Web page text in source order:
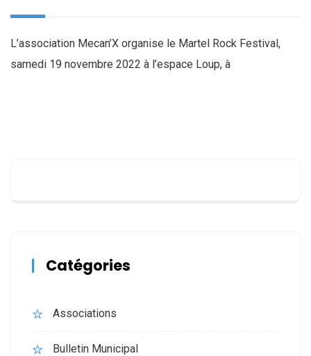
L’association Mecan’X organise le Martel Rock Festival,
samedi 19 novembre 2022 à l’espace Loup, à
Catégories
Associations
Bulletin Municipal